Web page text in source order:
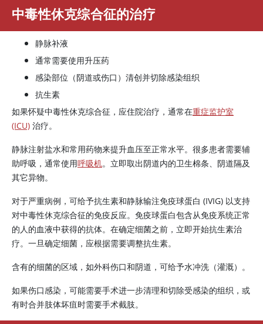
中毒性休克综合征的治疗
静脉补液
通常需要使用升压药
感染部位（阴道或伤口）清创并切除感染组织
抗生素
如果怀疑中毒性休克综合征，应住院治疗，通常在重症监护室
(ICU) 治疗。
静脉注射盐水和常用药物来提升血压至正常水平。很多患者需要辅
助呼吸，通常使用呼吸机。立即取出阴道内的卫生棉条、阴道隔及
其它异物。
对于严重病例，可给予抗生素和静脉输注免疫球蛋白 (IVIG) 以支持
对中毒性休克综合征的免疫反应。免疫球蛋白包含从免疫系统正常
的人的血液中获得的抗体。在确定细菌之前，立即开始抗生素治
疗。一旦确定细菌，应根据需要调整抗生素。
含有的细菌的区域，如外科伤口和阴道，可给予水冲洗（灌溉）。
如果伤口感染，可能需要手术进一步清理和切除受感染的组织，或
有时合并肢体坏疽时需要手术截肢。